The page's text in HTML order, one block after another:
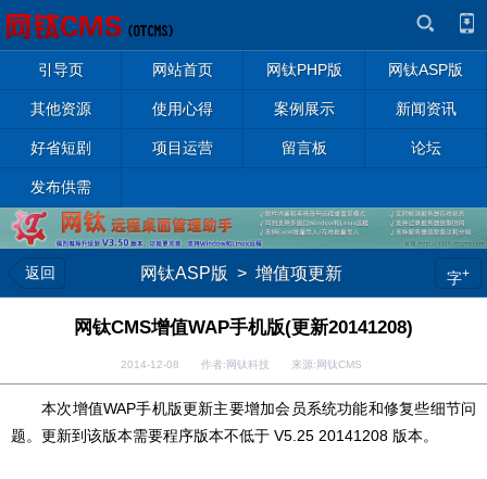
引导页 网站首页 网钛PHP版 网钛ASP版
其他资源 使用心得 案例展示 新闻资讯
好省短剧 项目运营 留言板 论坛
发布供需
返回 网钛ASP版 > 增值项更新 字+
网钛CMS增值WAP手机版(更新20141208)
2014-12-08 作者:网钛科技 来源:网钛CMS
本次增值WAP手机版更新主要增加会员系统功能和修复些细节问
题。更新到该版本需要程序版本不低于 V5.25 20141208 版本。